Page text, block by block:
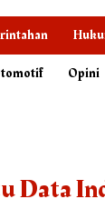
Opini
Data